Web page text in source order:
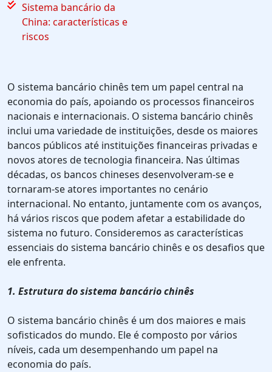
Sistema bancário da
China: características e
riscos
O sistema bancário chinês tem um papel central na
economia do país, apoiando os processos financeiros
nacionais e internacionais. O sistema bancário chinês
inclui uma variedade de instituições, desde os maiores
bancos públicos até instituições financeiras privadas e
novos atores de tecnologia financeira. Nas últimas
décadas, os bancos chineses desenvolveram-se e
tornaram-se atores importantes no cenário
internacional. No entanto, juntamente com os avanços,
há vários riscos que podem afetar a estabilidade do
sistema no futuro. Consideremos as características
essenciais do sistema bancário chinês e os desafios que
ele enfrenta.
1. Estrutura do sistema bancário chinês
O sistema bancário chinês é um dos maiores e mais
sofisticados do mundo. Ele é composto por vários
níveis, cada um desempenhando um papel na
economia do país.